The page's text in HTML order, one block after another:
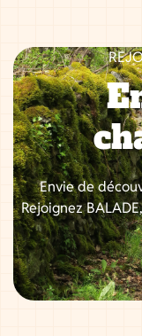
Envie de
Rejoignez